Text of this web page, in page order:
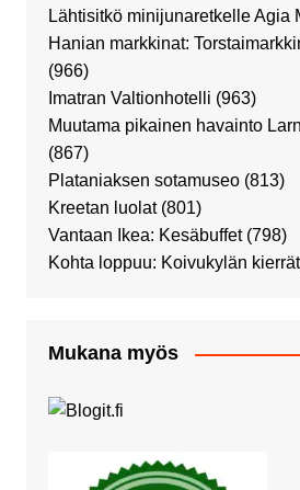
Lähtisitkö minijunaretkelle Agia
Hanian markkinat:
(966)
Imatran Valtionhotelli (963)
Muutama pikainen havainto
(867)
Plataniaksen sotamuseo (813)
Kreetan luolat (801)
Vantaan Ikea: Kesäbuffet (798)
Kohta loppuu: Koivukylän
Mukana myös